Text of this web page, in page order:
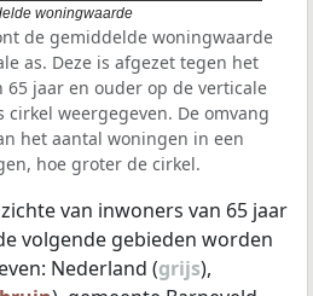
woningwaarde
de gemiddelde woningwaarde
as. Deze is afgezet tegen het
jaar en ouder op de verticale
weergegeven. De omvang
het aantal woningen in een
hoe groter de cirkel.
van inwoners van 65 jaar
volgende gebieden worden
Nederland (grijs),